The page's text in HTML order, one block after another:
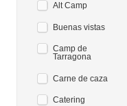
Alt Camp
Buenas vistas
Camp de
Tarragona
Carne de caza
Catering